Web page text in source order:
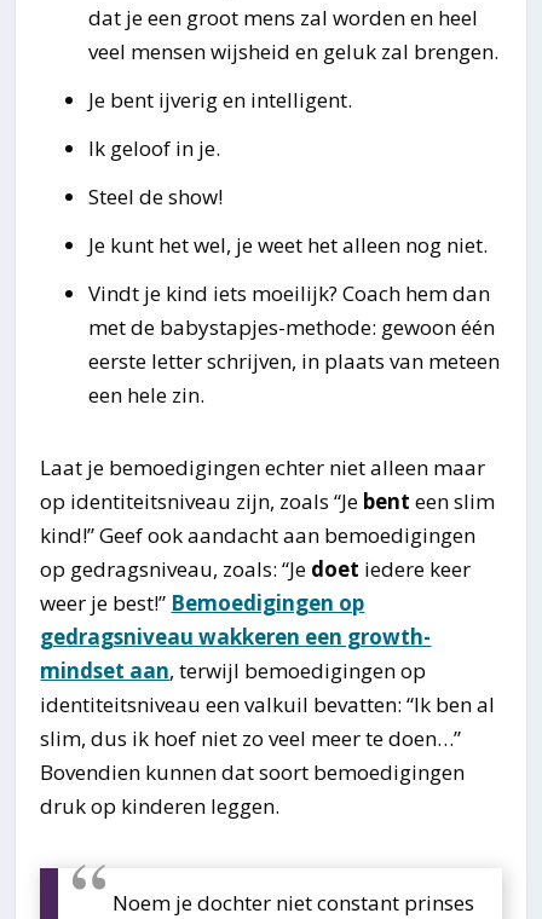
dat je een groot mens zal worden en heel
veel mensen wijsheid en geluk zal brengen.
Je bent ijverig en intelligent.
Ik geloof in je.
Steel de show!
Je kunt het wel, je weet het alleen nog niet.
Vindt je kind iets moeilijk? Coach hem dan
met de babystapjes-methode: gewoon één
eerste letter schrijven, in plaats van meteen
een hele zin.
Laat je bemoedigingen echter niet alleen maar
op identiteitsniveau zijn, zoals “Je bent een slim
kind!” Geef ook aandacht aan bemoedigingen
op gedragsniveau, zoals: “Je doet iedere keer
weer je best!” Bemoedigingen op
gedragsniveau wakkeren een growth-
mindset aan, terwijl bemoedigingen op
identiteitsniveau een valkuil bevatten: “Ik ben al
slim, dus ik hoef niet zo veel meer te doen…”
Bovendien kunnen dat soort bemoedigingen
druk op kinderen leggen.
Noem je dochter niet constant prinses